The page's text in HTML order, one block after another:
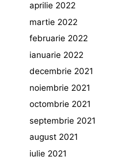
aprilie 2022
martie 2022
februarie 2022
ianuarie 2022
decembrie 2021
noiembrie 2021
octombrie 2021
septembrie 2021
august 2021
iulie 2021